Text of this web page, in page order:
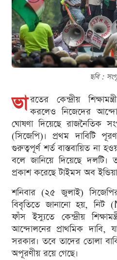
ছবি :
ভা রতের কেন্দ্রীয়
করলেও নিজেদের
ঘোষণা দিয়েছে রাজনৈতিক
(সিজেপি)। প্রথম দাবিটি
গুরুত্বপূর্ণ শর্ত বাস্তবায়িত না
বলে জানিয়ে দিয়েছে দলটি।
প্রকাশ করেছে টাইমস অব
শনিবার (২৫ জুলাই)
বিবৃতিতে জানানো হয়, নিট
ফাঁস ইস্যুতে কেন্দ্রীয়
আন্দোলনের প্রাথমিক দাবি,
সরকার। তবে তাদের তোলা
অপূরণীয় রয়ে গেছে।